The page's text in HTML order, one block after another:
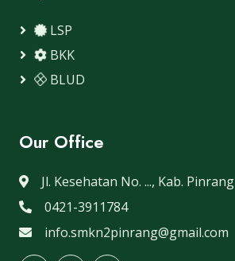
LSP
BKK
BLUD
Our Office
Jl. Kesehatan No. ..., Kab. Pinrang
0421-3911784
info.smkn2pinrang@gmail.com